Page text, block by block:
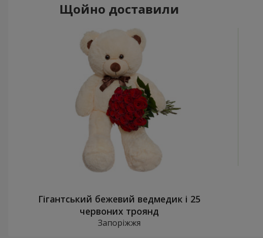
Щойно доставили
Гігантський бежевий ведмедик і 25
червоних троянд
Запоріжжя